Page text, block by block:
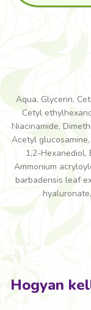
Aqua, Glycerin,
Cetyl
Niacinamide,
Acetyl
1,2-Hexanediol,
Ammonium
barbadensis leaf
Hogyan